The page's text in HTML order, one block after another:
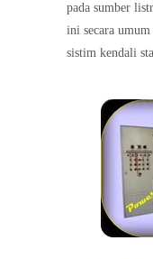
pada sumber
ini secara
sistim kendali